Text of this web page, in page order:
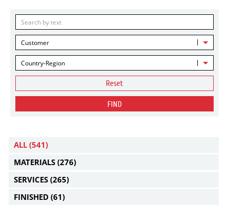
Customer
Country-Region
Reset
FIND
ALL (541)
MATERIALS (276)
SERVICES (265)
FINISHED (61)